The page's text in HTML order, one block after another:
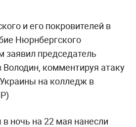
и его покровителей в
Нюрнбергского
заявил председатель
комментируя атаку
на колледж в
ночь на 22 мая нанесли